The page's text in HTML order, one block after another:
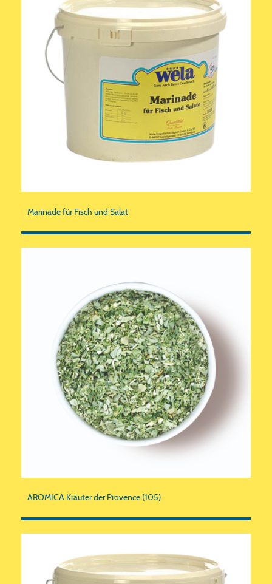
Marinade für Fisch und Salat
AROMICA Kräuter der Provence (105)